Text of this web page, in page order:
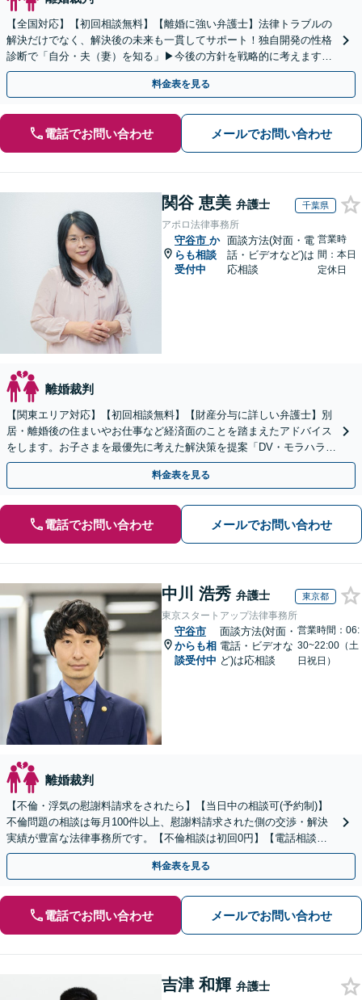
【全国対応】【初回相談無料】【離婚に強い弁護士】法律トラブルの
解決だけでなく、解決後の未来も一貫してサポート！独自開発の性格
診断で「自分・夫（妻）を知る」▶︎今後の方針を戦略的に考えます！
【休日夜間／オンライン相談OK】
料金表を見る
電話でお問い合わせ メールでお問い合わせ
関谷 恵美 弁護士 千葉県
アポロ法律事務所
守谷市 か
らも相談
受付中
面談方法(対面・電
話・ビデオなど)は
応相談
営業時
間：本日
定休日
離婚裁判
【関東エリア対応】【初回相談無料】【財産分与に詳しい弁護士】別
居・離婚後の住まいやお仕事など経済面のことを踏まえたアドバイス
をします。お子さまを最優先に考えた解決策を提案「DV・モラハラに
悩む方を徹底サポート」【完全個室】【休日夜間面談可】
料金表を見る
電話でお問い合わせ メールでお問い合わせ
中川 浩秀 弁護士 東京都
東京スタートアップ法律事務所
守谷市
からも相
談受付中
面談方法(対面・
電話・ビデオな
ど)は応相談
営業時間：06:
30~22:00（土
日祝日）
離婚裁判
【不倫・浮気の慰謝料請求をされたら】【当日中の相談可(予約制)】
不倫問題の相談は毎月100件以上、慰謝料請求された側の交渉・解決
実績が豊富な法律事務所です。【不倫相談は初回0円】【電話相談で
ご契約まで対応可/来所不要】
料金表を見る
電話でお問い合わせ メールでお問い合わせ
吉津 和輝 弁護士